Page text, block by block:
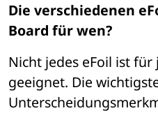
Die verschiedenen
Board für wen?
Nicht jedes eFoil ist für
geeignet. Die